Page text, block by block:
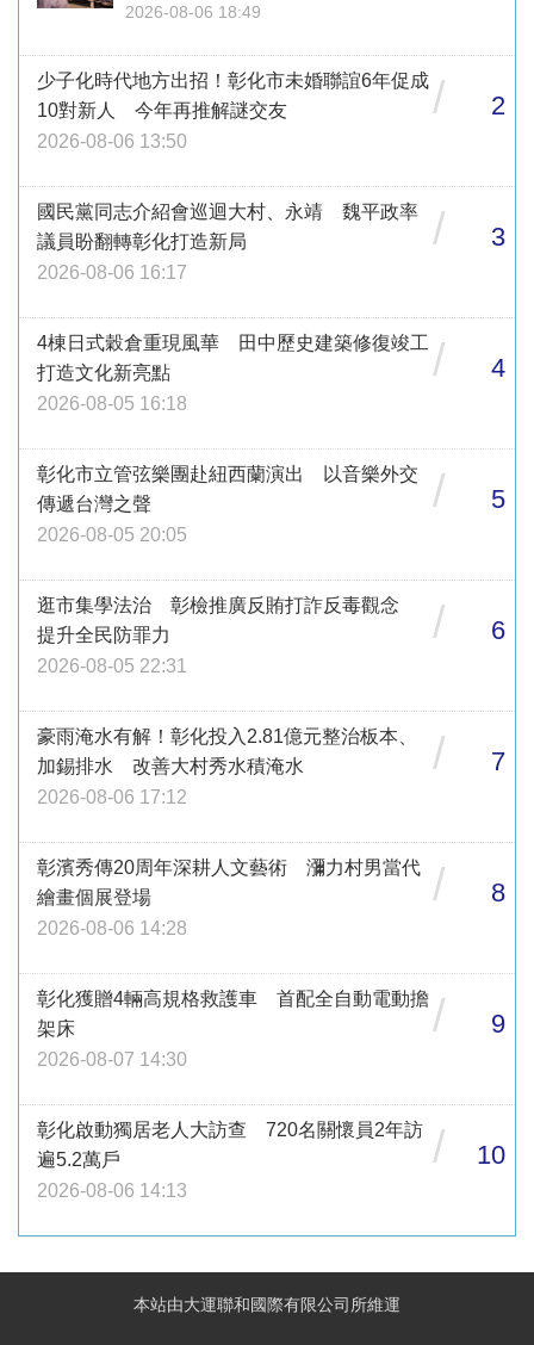
2026-08-06 18:49
少子化時代地方出招！彰化市未婚聯誼6年促成
10對新人 今年再推解謎交友
2026-08-06 13:50
/ 2
國民黨同志介紹會巡迴大村、永靖 魏平政率
議員盼翻轉彰化打造新局
2026-08-06 16:17
/ 3
4棟日式穀倉重現風華 田中歷史建築修復竣工
打造文化新亮點
2026-08-05 16:18
/ 4
彰化市立管弦樂團赴紐西蘭演出 以音樂外交
傳遞台灣之聲
2026-08-05 20:05
/ 5
逛市集學法治 彰檢推廣反賄打詐反毒觀念
提升全民防罪力
2026-08-05 22:31
/ 6
豪雨淹水有解！彰化投入2.81億元整治板本、
加錫排水 改善大村秀水積淹水
2026-08-06 17:12
/ 7
彰濱秀傳20周年深耕人文藝術 瀰力村男當代
繪畫個展登場
2026-08-06 14:28
/ 8
彰化獲贈4輛高規格救護車 首配全自動電動擔
架床
2026-08-07 14:30
/ 9
彰化啟動獨居老人大訪查 720名關懷員2年訪
遍5.2萬戶
2026-08-06 14:13
/ 10
本站由大運聯和國際有限公司所維運